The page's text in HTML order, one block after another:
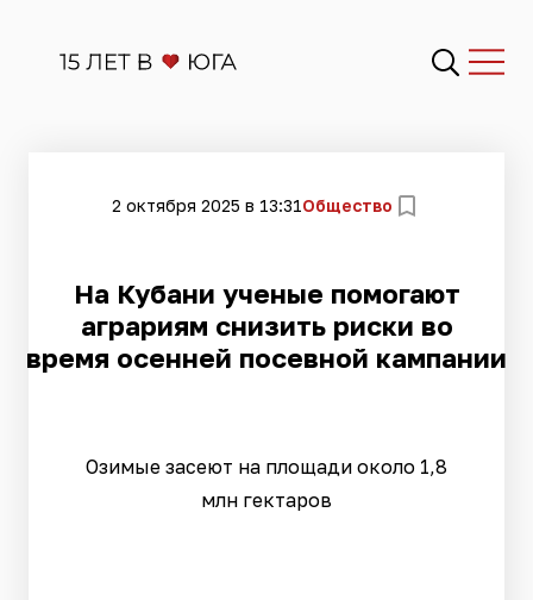
2 октября 2025 в 13:31Общество
На Кубани ученые помогают
аграриям снизить риски во
время осенней посевной кампании
Озимые засеют на площади около 1,8
млн гектаров